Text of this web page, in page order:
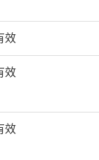
效
效
效